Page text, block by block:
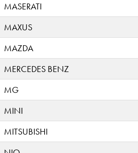
MASERATI
MAXUS
MAZDA
MERCEDES BENZ
MG
MINI
MITSUBISHI